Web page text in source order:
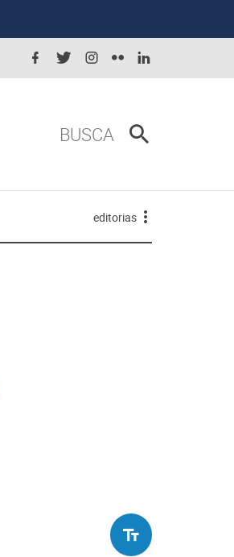
BUSCA
editorias